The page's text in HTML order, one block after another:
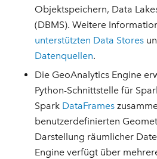
Objektspeichern, Data
(DBMS). Weitere
unterstützten Data Stores
Datenquellen.
Die GeoAnalytics Engine
Python-Schnittstelle für
Spark DataFrames
benutzerdefinierten
Darstellung räumlicher
Engine verfügt über